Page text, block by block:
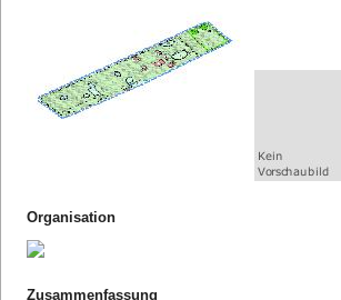
Organisation
Zusammenfassung